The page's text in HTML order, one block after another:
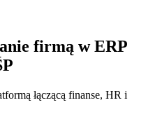
firmą w ERP
łączącą finanse, HR i